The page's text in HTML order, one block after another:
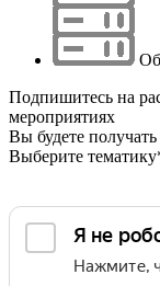
Подпишитесь на
мероприятиях
Вы будете
Выберите